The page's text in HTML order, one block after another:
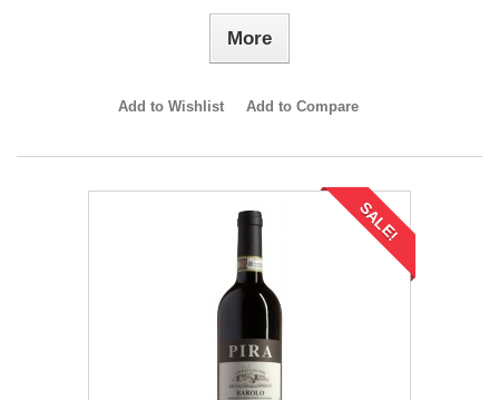
More
Add to Wishlist Add to Compare
SALE!